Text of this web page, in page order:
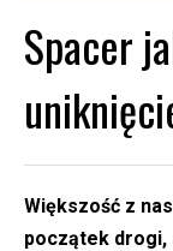
Spacer
Większość z
początek drogi,